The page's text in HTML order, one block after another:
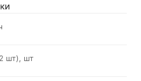
шт), шт